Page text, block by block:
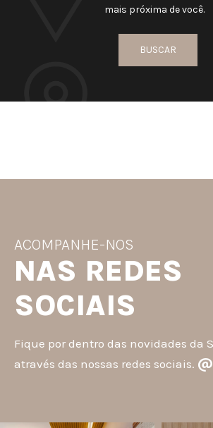
mais próxima de você.
BUSCAR
ACOMPANHE-NOS
NAS REDES
SOCIAIS
Fique por dentro das novidades da
através das nossas redes sociais.